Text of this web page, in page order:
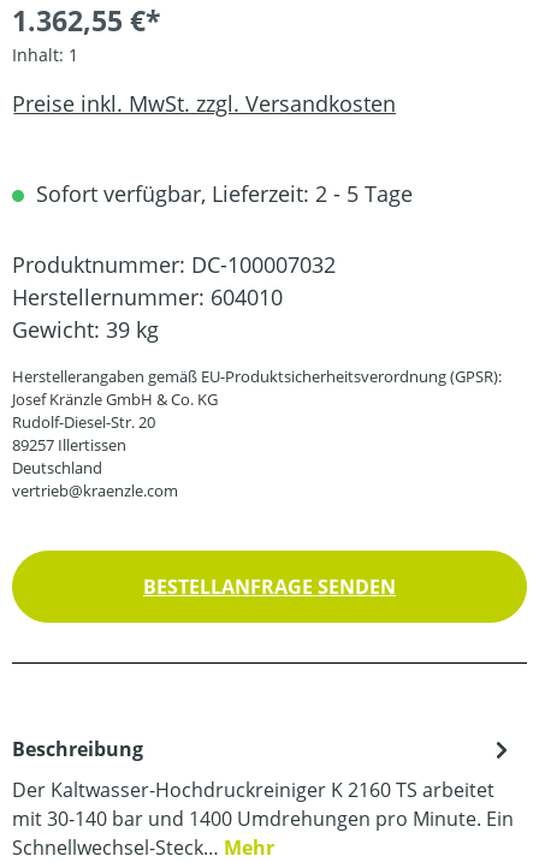
1.362,55 €*
Inhalt: 1
Preise inkl. MwSt. zzgl. Versandkosten
Sofort verfügbar, Lieferzeit: 2 - 5 Tage
Produktnummer: DC-100007032
Herstellernummer: 604010
Gewicht: 39 kg
Herstellerangaben gemäß EU-Produktsicherheitsverordnung (GPSR):
Josef Kränzle GmbH & Co. KG
Rudolf-Diesel-Str. 20
89257 Illertissen
Deutschland
vertrieb@kraenzle.com
BESTELLANFRAGE SENDEN
Beschreibung
Der Kaltwasser-Hochdruckreiniger K 2160 TS arbeitet
mit 30-140 bar und 1400 Umdrehungen pro Minute. Ein
Schnellwechsel-Steck… Mehr